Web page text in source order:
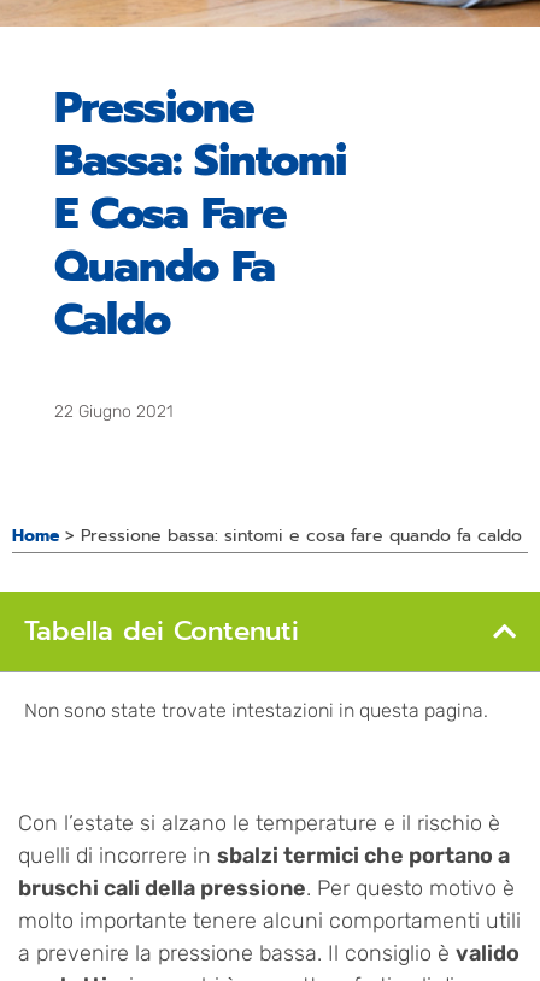
Pressione
Bassa: Sintomi
E Cosa Fare
Quando Fa
Caldo
22 Giugno 2021
Home > Pressione bassa: sintomi e cosa fare quando fa caldo
Tabella dei Contenuti
Non sono state trovate intestazioni in questa pagina.
Con l’estate si alzano le temperature e il rischio è
quelli di incorrere in sbalzi termici che portano a
bruschi cali della pressione. Per questo motivo è
molto importante tenere alcuni comportamenti utili
a prevenire la pressione bassa. Il consiglio è valido